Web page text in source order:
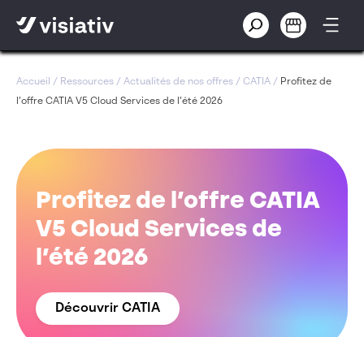
Accueil / Ressources / Actualités de nos offres / CATIA / Profitez de
l’offre CATIA V5 Cloud Services de l’été 2026
Profitez de l’offre CATIA
V5 Cloud Services de
l’été 2026
Découvrir CATIA